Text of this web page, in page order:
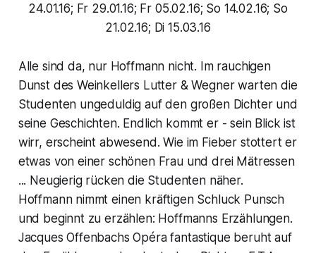
24.01.16; Fr 29.01.16; Fr 05.02.16; So 14.02.16; So
21.02.16; Di 15.03.16
Alle sind da, nur Hoffmann nicht. Im rauchigen
Dunst des Weinkellers Lutter & Wegner warten die
Studenten ungeduldig auf den großen Dichter und
seine Geschichten. Endlich kommt er - sein Blick ist
wirr, erscheint abwesend. Wie im Fieber stottert er
etwas von einer schönen Frau und drei Mätressen
... Neugierig rücken die Studenten näher.
Hoffmann nimmt einen kräftigen Schluck Punsch
und beginnt zu erzählen: Hoffmanns Erzählungen.
Jacques Offenbachs Opéra fantastique beruht auf